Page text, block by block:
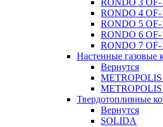
RONDO 3 OF-
RONDO 4 OF-
RONDO 5 OF-
RONDO 6 OF-
RONDO 7 OF-
Настенные газовые
Вернутся
Твердотопливные
Вернутся
SOLIDA